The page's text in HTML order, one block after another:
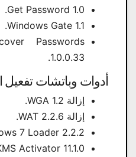
Get Password 1.0.
Windows Gate 1.1.
Passwords
1.0.0.33.
أدوات وباتشات تفعيل
إزالة WGA 1.2.
إزالة WAT 2.2.6.
7 Loader 2.2.2.
Activator 11.1.0.